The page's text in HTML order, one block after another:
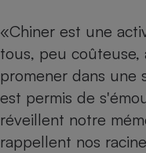
«Chiner est une
tous, peu coûteuse,
promener dans une
est permis de
réveillent notre
rappellent nos